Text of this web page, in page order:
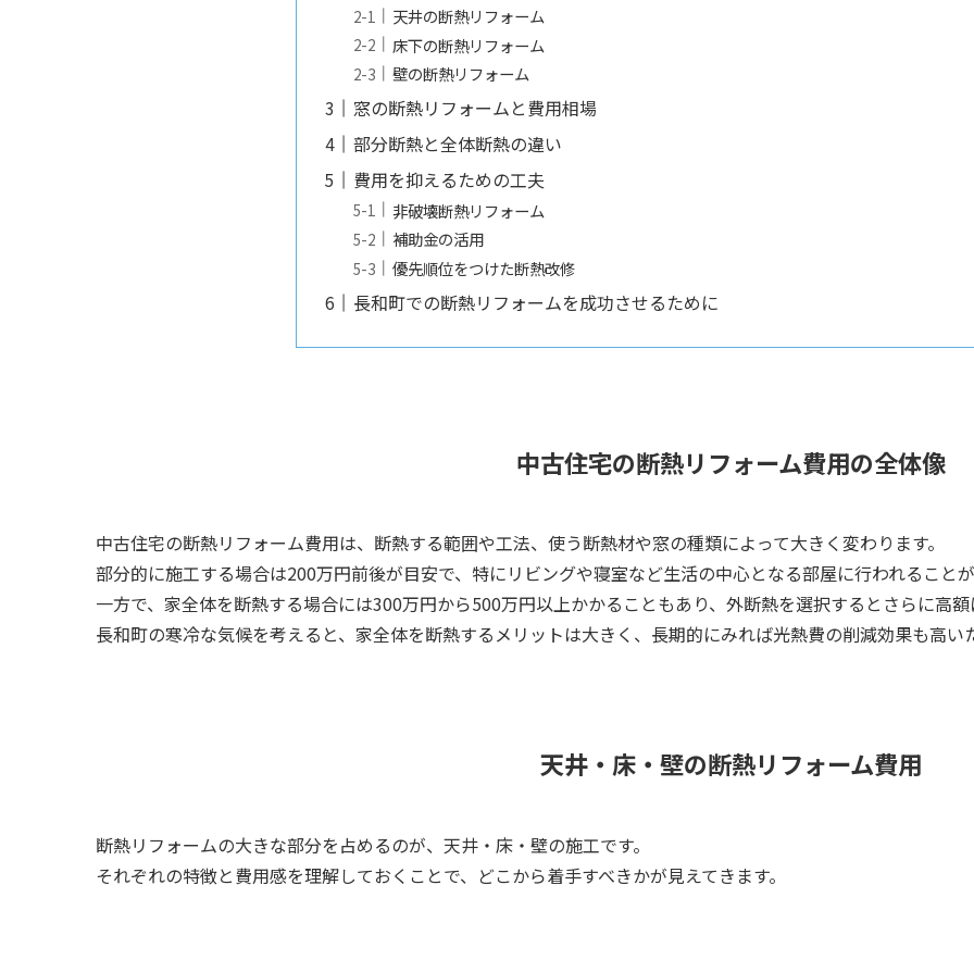
天井の断熱リフォーム
床下の断熱リフォーム
壁の断熱リフォーム
窓の断熱リフォームと費用相場
部分断熱と全体断熱の違い
費用を抑えるための工夫
非破壊断熱リフォーム
補助金の活用
優先順位をつけた断熱改修
長和町での断熱リフォームを成功させるために
中古住宅の断熱リフォーム費用の全体像
中古住宅の断熱リフォーム費用は、断熱する範囲や工法、使う断熱材や窓の種類によって大きく変わります。
部分的に施工する場合は200万円前後が目安で、特にリビングや寝室など生活の中心となる部屋に行われること
一方で、家全体を断熱する場合には300万円から500万円以上かかることもあり、外断熱を選択するとさらに高
長和町の寒冷な気候を考えると、家全体を断熱するメリットは大きく、長期的にみれば光熱費の削減効果も高
天井・床・壁の断熱リフォーム費用
断熱リフォームの大きな部分を占めるのが、天井・床・壁の施工です。
それぞれの特徴と費用感を理解しておくことで、どこから着手すべきかが見えてきます。